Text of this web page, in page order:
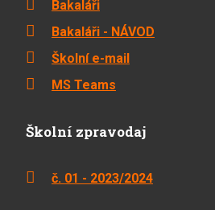
Bakaláři
Bakaláři - NÁVOD
Školní e-mail
MS Teams
Školní zpravodaj
č. 01 - 2023/2024